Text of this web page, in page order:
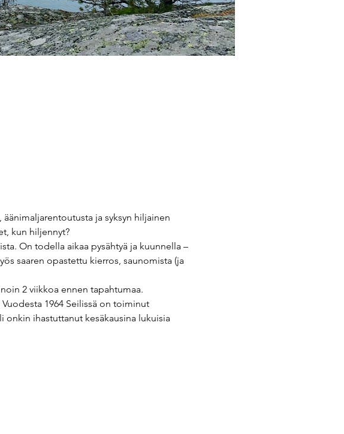
ja syksyn hiljainen
kun hiljennyt?
On todella aikaa pysähtyä ja kuunnella –
saaren opastettu kierros, saunomista (ja
2 viikkoa ennen tapahtumaa.
1964 Seilissä on toiminut
onkin ihastuttanut kesäkausina lukuisia